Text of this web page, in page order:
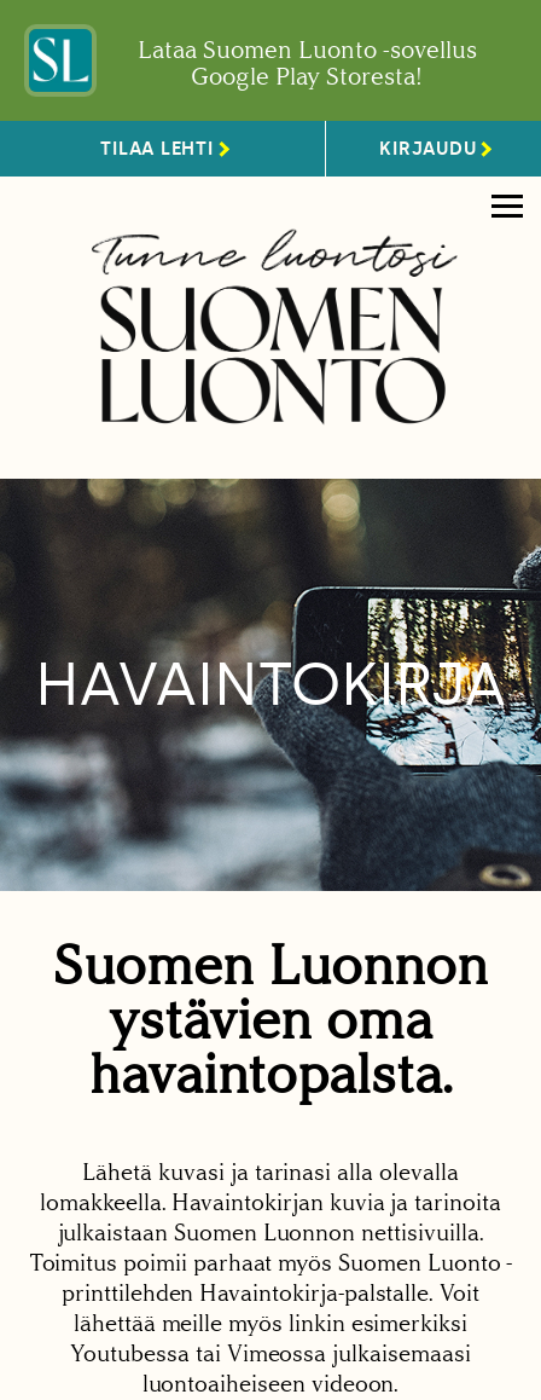
Lataa Suomen Luonto -sovellus
Google Play Storesta!
TILAA LEHTI KIRJAUDU
HAVAINTOKIRJA
Suomen Luonnon
ystävien oma
havaintopalsta.
Lähetä kuvasi ja tarinasi alla olevalla
lomakkeella. Havaintokirjan kuvia ja tarinoita
julkaistaan Suomen Luonnon nettisivuilla.
Toimitus poimii parhaat myös Suomen Luonto -
printtilehden Havaintokirja-palstalle. Voit
lähettää meille myös linkin esimerkiksi
Youtubessa tai Vimeossa julkaisemaasi
luontoaiheiseen videoon.